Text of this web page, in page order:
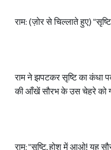
राम: (ज़ोर से चिल्लाते हुए)
राम ने झपटकर सृष्टि का कंधा
की आँखें सौरभ के उस चेहरे को